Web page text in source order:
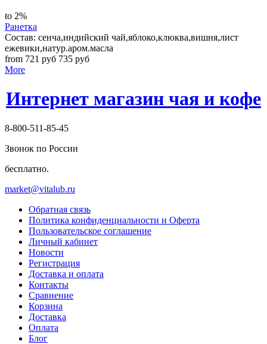
to 2%
Ранетка
Состав: сенча,индийский чай,яблоко,клюква,вишня,лист
ежевики,натур.аром.масла
from 721 руб 735 руб
More
Интернет магазин чая и кофе
8-800-511-85-45
Звонок по России
бесплатно.
market@vitalub.ru
Обратная связь
Политика конфиденциальности и Оферта
Пользовательское соглашение
Личный кабинет
Новости
Регистрация
Доставка и оплата
Контакты
Сравнение
Корзина
Доставка
Оплата
Блог